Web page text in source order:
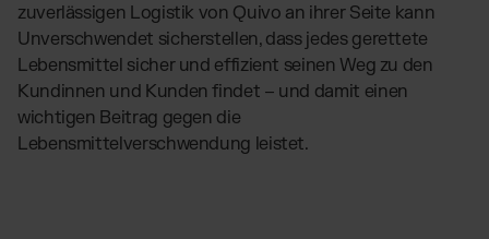
zuverlässigen Logistik von Quivo an ihrer Seite kann
Unverschwendet sicherstellen, dass jedes gerettete
Lebensmittel sicher und effizient seinen Weg zu den
Kundinnen und Kunden findet – und damit einen
wichtigen Beitrag gegen die
Lebensmittelverschwendung leistet.